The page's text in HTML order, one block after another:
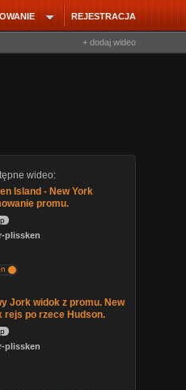
REJESTRACJA
+ dodaj wideo
wideo:
Island - New York
promu.
plissken
Jork widok z promu. New
rejs po rzece Hudson.
plissken